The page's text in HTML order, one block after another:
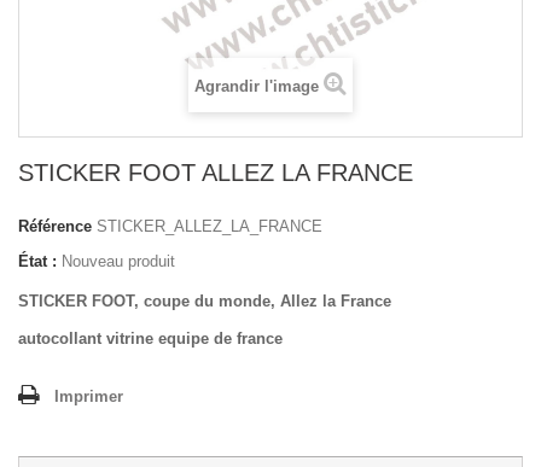
Agrandir l'image
STICKER FOOT ALLEZ LA FRANCE
Référence STICKER_ALLEZ_LA_FRANCE
État : Nouveau produit
STICKER FOOT, coupe du monde, Allez la France
autocollant vitrine equipe de france
Imprimer